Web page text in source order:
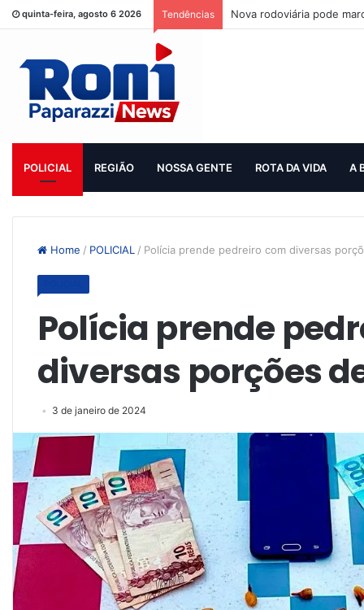
quinta-feira, agosto 6 2026 Tendências Nova rodoviária pode
POLICIAL REGIÃO NOSSA GENTE ROTA DA VIDA A
Home / POLICIAL / Polícia prende pedreiro com diversas
Polícia prende
diversas porções
3 de janeiro de 2024